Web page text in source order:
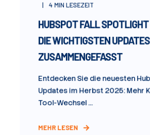
4 MIN LESEZEIT
HUBSPOT FALL
DIE WICHTIGSTEN UPDATES
ZUSAMMENGEFASST
Entdecken Sie die neuesten
Updates im Herbst 2025: Mehr
Tool-Wechsel ...
MEHR LESEN